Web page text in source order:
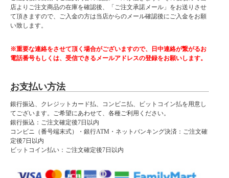
■ 送料無料にて配達 ■
北海道・東北・沖縄・離島の方は送料がかかりますので"■送料について（一部地域
は別途送料有り）"プルダウンメニューから対象地域をお選びください。
ご了承ください。
店よりご注文商品の在庫を確認後、「ご注文承諾メール」をお送りさせ
て頂きますので、ご入金の方は当店からのメール確認後にご入金をお願
い致します。
※重要な連絡をさせて頂く場合がございますので、日中連絡が繋がるお
電話番号もしくは、受信できるメールアドレスの登録をお願いします。
お支払い方法
銀行振込、クレジットカード払、コンビニ払、ビットコイン払を用意し
てございます。ご希望にあわせて、各種ご利用ください。
銀行振込：ご注文確定後7日以内
コンビニ（番号端末式）・銀行ATM・ネットバンキング決済：ご注文確
定後7日以内
ビットコイン払い：ご注文確定後7日以内